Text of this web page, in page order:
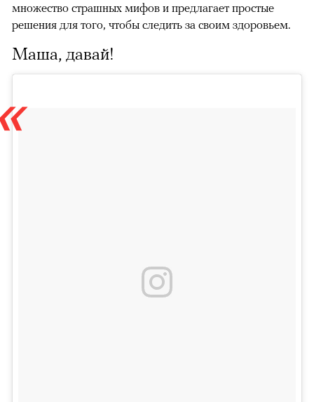
множество страшных мифов и предлагает простые
решения для того, чтобы следить за своим здоровьем.
Маша, давай!